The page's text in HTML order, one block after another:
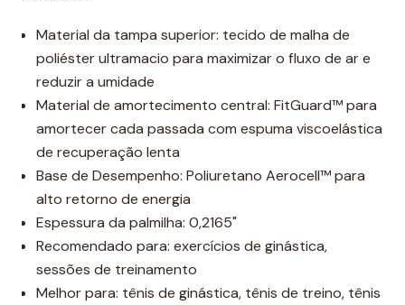
Material da tampa superior: tecido de malha de
poliéster ultramacio para maximizar o fluxo de ar e
reduzir a umidade
Material de amortecimento central: FitGuard™ para
amortecer cada passada com espuma viscoelástica
de recuperação lenta
Base de Desempenho: Poliuretano Aerocell™ para
alto retorno de energia
Espessura da palmilha: 0,2165"
Recomendado para: exercícios de ginástica,
sessões de treinamento
Melhor para: tênis de ginástica, tênis de treino, tênis